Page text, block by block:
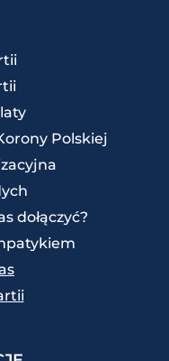
Polskiej
dołączyć?